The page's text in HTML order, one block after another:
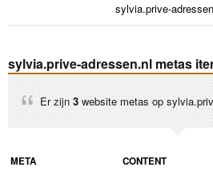
sylvia.prive-
sylvia.prive-adressen.nl metas
Er zijn 3 website metas op
META CONTENT